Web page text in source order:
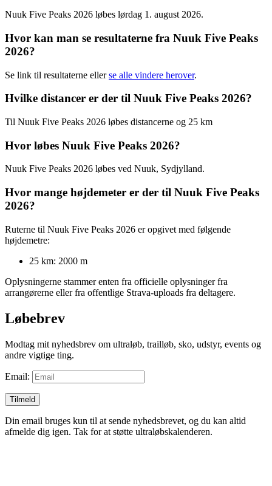
Nuuk Five Peaks 2026 løbes lørdag 1. august 2026.
Hvor kan man se resultaterne fra Nuuk Five Peaks
2026?
Se link til resultaterne ellerse alle vindere herover.
Hvilke distancer er der til Nuuk Five Peaks 2026?
Til Nuuk Five Peaks 2026 løbes distancerne og 25 km
Hvor løbes Nuuk Five Peaks 2026?
Nuuk Five Peaks 2026 løbes ved Nuuk, Sydjylland.
Hvor mange højdemeter er der til Nuuk Five Peaks
2026?
Ruterne til Nuuk Five Peaks 2026 er opgivet med følgende
højdemetre:
25 km: 2000 m
Oplysningerne stammer enten fra officielle oplysninger fra
arrangørerne eller fra offentlige Strava-uploads fra deltagere.
Løbebrev
Modtag mit nyhedsbrev om ultraløb, trailløb, sko, udstyr, events og
andre vigtige ting.
Email:
Tilmeld
Din email bruges kun til at sende nyhedsbrevet, og du kan altid
afmelde dig igen. Tak for at støtte ultraløbskalenderen.